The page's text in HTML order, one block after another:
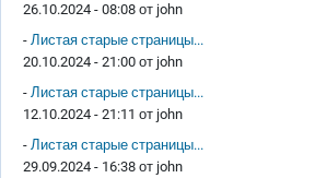
26.10.2024 - 08:08 от john
- Листая старые страницы...
20.10.2024 - 21:00 от john
- Листая старые страницы...
12.10.2024 - 21:11 от john
- Листая старые страницы...
29.09.2024 - 16:38 от john